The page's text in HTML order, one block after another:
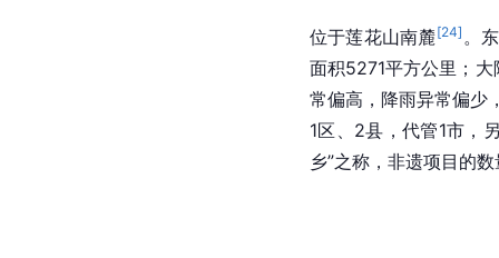
位于莲花山南麓[24] 。
面积5271平方公里；
常偏高，降雨异常偏少
1区、2县，代管1市，
乡”之称，非遗项目的